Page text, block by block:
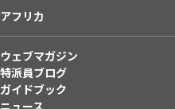
アフリカ
ウェブマガジン
特派員ブログ
ガイドブック
ニュース